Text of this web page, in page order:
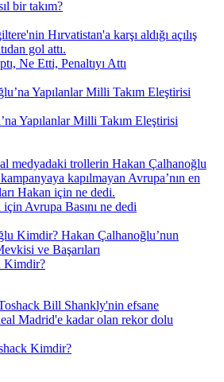
bir takım?
Ne Etti, Penaltıyı Attı
Yapılanlar Milli Takım Eleştirisi
Avrupa Basını ne dedi
Kimdir?
Kimdir?